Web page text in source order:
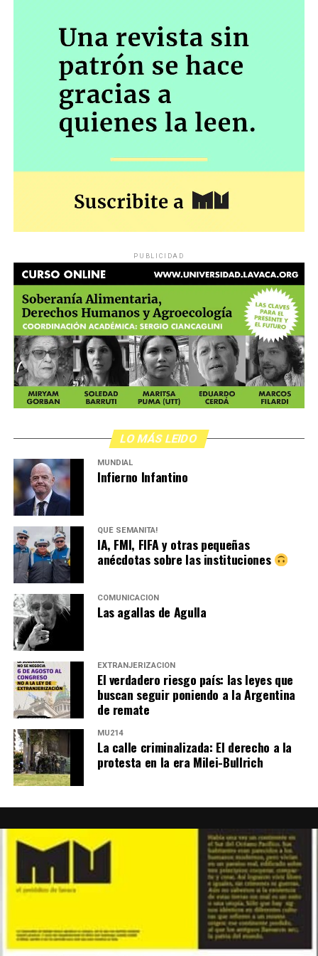
garantías explícita o implícitamente reconocidas por la
Constitución Nacional, con excepción de la libertad
individual tutelada por el habeas corpus…» y en
resguardo de los derechos establecidos en la
Constitución Nacional”.
El miércoles será una nueva oportunidad para
comprobar hasta dónde el gobierno insiste en una
política que tiende a convertirá los jubilados en
marginados sociales, y para confirmar –en el caso del
poder judicial– cuál es la distancia entre las palabras y
PUBLICIDAD
LO MÁS LEIDO
MUNDIAL
Infierno Infantino
QUÉ SEMANITA!
IA, FMI, FIFA y otras pequeñas
anécdotas sobre las instituciones
COMUNICACIÓN
Las agallas de Agulla
EXTRANJERIZACIÓN
El verdadero riesgo país: las leyes que
buscan seguir poniendo a la Argentina
de remate
MU214
La calle criminalizada: El derecho a la
protesta en la era Milei-Bullrich